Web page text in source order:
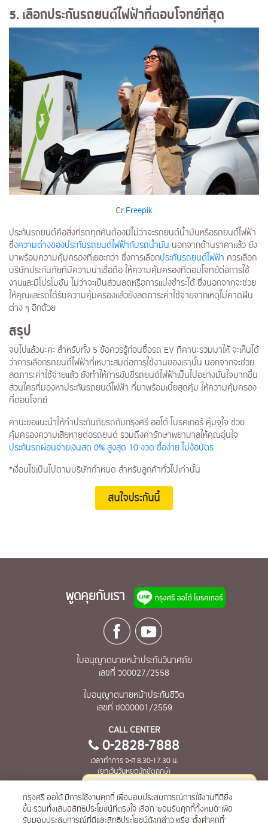
5. เลือกประกันรถยนต์ไฟฟ้าที่ตอบโจทย์ที่สุด
Cr.Freepik
ประกันรถยนต์คือสิ่งที่รถทุกคันต้องมีไม่ว่าจะรถยนต์น้ำมันหรือรถยนต์​ไฟฟ้า
ซึ่งความต่างของประกันรถยนต์ไฟฟ้ากับรถน้ำมัน นอกจากด้านราคาแล้ว ยัง
มาพร้อมความคุ้มครองที่เยอะกว่า ซึ่งการเลือกประกันรถยนต์ไฟฟ้า ควรเลือก
บริษัทประกันภัยที่มีความน่าเชื่อถือ ให้ความคุ้มครองที่ตอบโจทย์ต่อการใช้
งานและมีโปรโมชัน ไม่ว่าจะเป็นส่วนลดหรือการแบ่งชำระได้ ซึ่งนอกจากจะช่วย
ให้คุณและรถได้รับความคุ้มครองแล้วยังลดภาระค่าใช้จ่ายจากเหตุไม่คาดฝัน
ต่าง ๆ อีกด้วย
สรุป
จบไปแล้วนะคะ สำหรับทั้ง 5 ข้อควรรู้ก่อนซื้อรถ EV ที่คานะรวมมาให้ จะเห็นได้
ว่าการเลือกรถยนต์ไฟฟ้าที่เหมาะสมต่อการใช้งานของเรานั้น นอกจากจะช่วย
ลดภาระค่าใช้จ่ายแล้ว ยังทำให้การขับขี่รถยนต์ไฟฟ้าเป็นไปอย่างมั่นใจมากขึ้น
ส่วนใครที่มองหาประกันรถยนต์ไฟฟ้า ที่มาพร้อมเบี้ยสุดคุ้ม ให้ความคุ้มครอง
ที่ตอบโจทย์
คานะขอแนะนำให้ทำประกันภัยรถกับกรุงศรี ออโต้ โบรคเกอร์ คุ้มจุใจ ช่วย
คุ้มครองความเสียหายต่อรถยนต์ รวมถึงค่ารักษาพยาบาลให้คุณอุ่นใจ
ประกันรถผ่อนจ่ายเงินสด 0% สูงสุด 10 งวด ซื้อง่าย ไม่ง้อบัตร
*เงื่อนไขเป็นไปตามบริษัทกำหนด สำหรับลูกค้าทั่วไปเท่านั้น
พูดคุยกับเรา
ใบอนุญาตนายหน้าประกันวินาศภัย
เลขที่ ว00027/2558
ใบอนุญาตนายหน้าประกันชีวิต
เลขที่ ช000001/2559
CALL CENTER
0-2828-7888
เวลาทำการ จ-ศ 8.30-17.30 น.
(ยกเว้นวันหยุดนักขัตฤกษ์)
เกี่ยวกับกรุงศรี ออโต้ โบรคเกอร์
ข้อตกลงการใช้งาน
ข้อมูลส่วนบุคคลและนโยบายเกี่ยวกับความเป็นส่วนตัว
การเปิดเผยข้อมูล
ติดต่อให้น้องคานะช่วยเหลือได้ที่นี่ค่ะ
กรุงศรี ออโต้ มีการใช้งานคุกกี้ เพื่อมอบประสบการณ์การใช้งานที่ดียิ่ง
ขึ้น รวมทั้งเสนอสิทธิประโยชน์ที่ตรงใจ เลือก 'ยอมรับคุกกี้ทั้งหมด' เพื่อ
รับมอบประสบการณ์ที่ดีและสิทธิประโยชน์ดังกล่าว หรือ 'ตั้งค่าคุกกี้'